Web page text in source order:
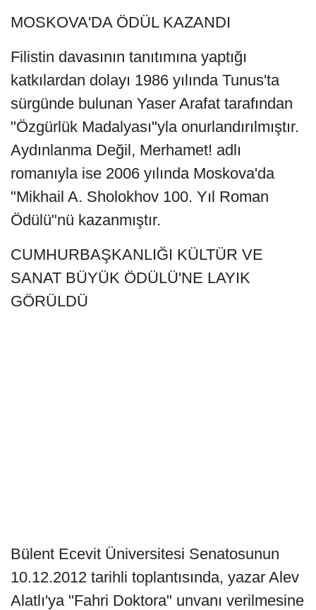
MOSKOVA'DA ÖDÜL KAZANDI
Filistin davasının tanıtımına yaptığı
katkılardan dolayı 1986 yılında Tunus'ta
sürgünde bulunan Yaser Arafat tarafından
"Özgürlük Madalyası"yla onurlandırılmıştır.
Aydınlanma Değil, Merhamet! adlı
romanıyla ise 2006 yılında Moskova'da
"Mikhail A. Sholokhov 100. Yıl Roman
Ödülü"nü kazanmıştır.
CUMHURBAŞKANLIĞI KÜLTÜR VE
SANAT BÜYÜK ÖDÜLÜ'NE LAYIK
GÖRÜLDÜ
Bülent Ecevit Üniversitesi Senatosunun
10.12.2012 tarihli toplantısında, yazar Alev
Alatlı'ya "Fahri Doktora" unvanı verilmesine